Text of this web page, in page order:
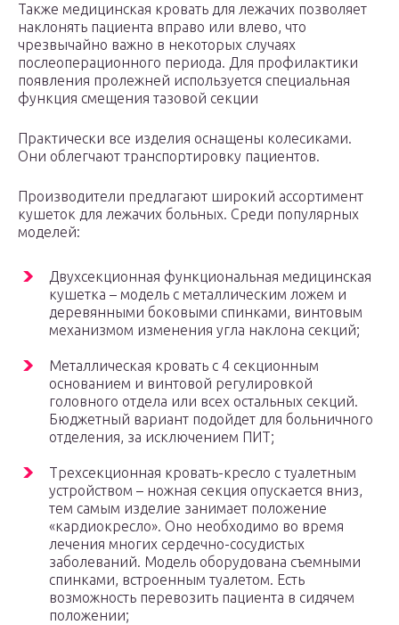
Также медицинская кровать для лежачих позволяет
наклонять пациента вправо или влево, что
чрезвычайно важно в некоторых случаях
послеоперационного периода. Для профилактики
появления пролежней используется специальная
функция смещения тазовой секции
Практически все изделия оснащены колесиками.
Они облегчают транспортировку пациентов.
Производители предлагают широкий ассортимент
кушеток для лежачих больных. Среди популярных
моделей:
Двухсекционная функциональная медицинская
кушетка – модель с металлическим ложем и
деревянными боковыми спинками, винтовым
механизмом изменения угла наклона секций;
Металлическая кровать с 4 секционным
основанием и винтовой регулировкой
головного отдела или всех остальных секций.
Бюджетный вариант подойдет для больничного
отделения, за исключением ПИТ;
Трехсекционная кровать-кресло с туалетным
устройством – ножная секция опускается вниз,
тем самым изделие занимает положение
«кардиокресло». Оно необходимо во время
лечения многих сердечно-сосудистых
заболеваний. Модель оборудована съемными
спинками, встроенным туалетом. Есть
возможность перевозить пациента в сидячем
положении;